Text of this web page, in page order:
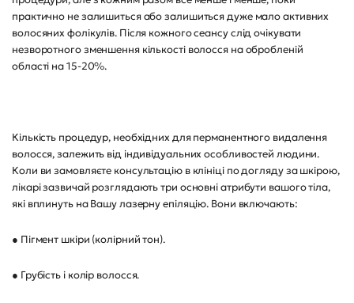
практично не залишиться або залишиться дуже мало активних
волосяних фолікулів. Після кожного сеансу слід очікувати
незворотного зменшення кількості волосся на обробленій
області на 15-20%.
Кількість процедур, необхідних для перманентного видалення
волосся, залежить від індивідуальних особливостей людини.
Коли ви замовляєте консультацію в клініці по догляду за шкірою,
лікарі зазвичай розглядають три основні атрибути вашого тіла,
які вплинуть на Вашу лазерну епіляцію. Вони включають:
● Пігмент шкіри (колірний тон).
● Грубість і колір волосся.